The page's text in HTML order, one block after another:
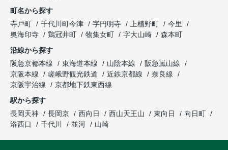
町名から探す
寺戸町
千代川町今津 字円明寺 上植野町
今里
奥海印寺
鶏冠井町 物集女町 字大山崎
森本町
沿線から探す
阪急京都本線
東海道本線 山陰本線
阪急嵐山線
京阪本線
嵯峨野観光鉄道 近鉄京都線
奈良線
京阪宇治線
京都地下鉄東西線
駅から探す
長岡天神
長岡京 西向日 西山天王山 東向日
向日町
洛西口
千代川 並河 山崎